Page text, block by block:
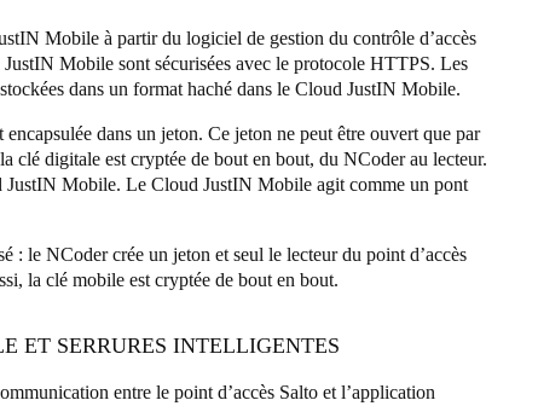
Mobile à partir du logiciel de gestion du contrôle d’accès
Mobile sont sécurisées avec le protocole HTTPS. Les
dans un format haché dans le Cloud JustIN Mobile.
dans un jeton. Ce jeton ne peut être ouvert que par
clé digitale est cryptée de bout en bout, du NCoder au lecteur.
JustIN Mobile. Le Cloud JustIN Mobile agit comme un pont
: le NCoder crée un jeton et seul le lecteur du point d’accès
la clé mobile est cryptée de bout en bout.
ET SERRURES INTELLIGENTES
entre le point d’accès Salto et l’application